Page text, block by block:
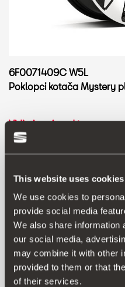
This website uses cookies
We use cookies to
provide social media
We also share information
our social media,
may combine it with other
provided to them or that
of their services.
6F0071409C W5L
Poklopci kotača Mystery
Vidjeti proizvod